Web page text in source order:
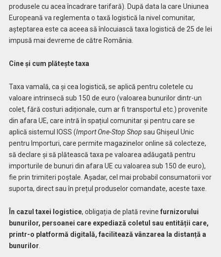
produsele cu acea încadrare tarifară). După data la care Uniunea
Europeană va reglementa o taxă logistică la nivel comunitar,
așteptarea este ca aceea să înlocuiască taxa logistică de 25 de lei
impusă mai devreme de către România.
Cine și cum plătește taxa
Taxa vamală, ca și cea logistică, se aplică pentru coletele cu
valoare intrinsecă sub 150 de euro (valoarea bunurilor dintr-un
colet, fără costuri adiționale, cum ar fi transportul etc.) provenite
din afara UE, care intră în spațiul comunitar și pentru care se
aplică sistemul IOSS (Import One-Stop Shop sau Ghișeul Unic
pentru Importuri, care permite magazinelor online să colecteze,
să declare și să plătească taxa pe valoarea adăugată pentru
importurile de bunuri din afara UE cu valoarea sub 150 de euro),
fie prin trimiteri poștale. Așadar, cel mai probabil consumatorii vor
suporta, direct sau în prețul produselor comandate, aceste taxe.
În cazul taxei logistice, obligația de plată revine furnizorului
bunurilor, persoanei care expediază coletul sau entității care,
printr-o platformă digitală, facilitează vânzarea la distanță a
bunurilor